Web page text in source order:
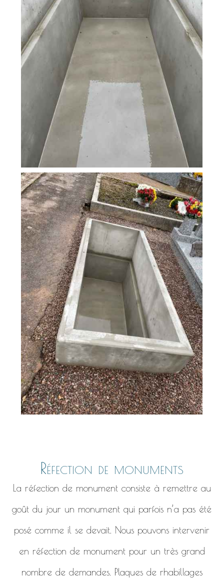
Réfection de monuments
La réfection de monument consiste à remettre au
goût du jour un monument qui parfois n’a pas été
posé comme il se devait. Nous pouvons intervenir
en réfection de monument pour un très grand
nombre de demandes. Plaques de rhabillages